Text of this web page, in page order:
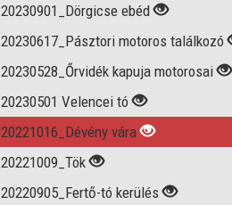
20230901_Dörgicse ebéd
20230617_Pásztori motoros találkozó
20230528_Őrvidék kapuja motorosai
20230501 Velencei tó
20221016_Dévény vára
20221009_Tök
20220905_Fertő-tó kerülés